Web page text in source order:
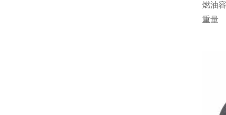
燃油
重量